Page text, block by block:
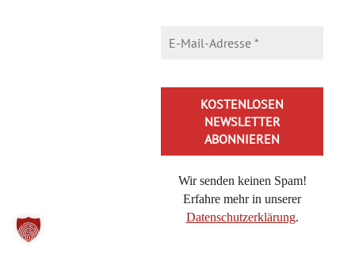
Wir senden keinen Spam!
Erfahre mehr in unserer
Datenschutzerklärung.
AUF MEINEN SEITEN BEFINDET SICH WERBUNG